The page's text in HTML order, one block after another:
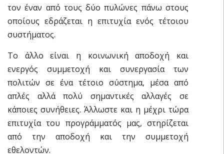
τον έναν από τους δύο πυλώνες πάνω στους
οποίους εδράζεται η επιτυχία ενός τέτοιου
συστήματος.
Το άλλο είναι η κοινωνική αποδοχή και
ενεργός συμμετοχή και συνεργασία των
πολιτών σε ένα τέτοιο σύστημα, μέσα από
απλές αλλά πολύ σημαντικές αλλαγές σε
κάποιες συνήθειες. Άλλωστε και η μέχρι τώρα
επιτυχία του προγράμματός μας, στηρίζεται
από την αποδοχή και την συμμετοχή
εθελοντών.